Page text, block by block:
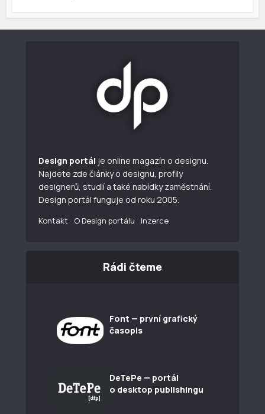
Design portál je online magazín o designu.
Najdete zde články o designu, profily
designerů, studií a také nabídky zaměstnání.
Design portál funguje od roku 2005.
Kontakt O Design portálu Inzerce
Rádi čteme
Font — první grafický
časopis
DeTePe — portál
o desktop publishingu